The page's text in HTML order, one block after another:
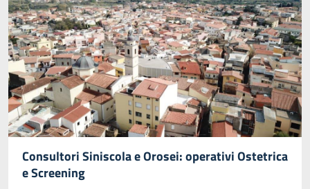
Consultori Siniscola e Orosei: operativi Ostetrica
e Screening